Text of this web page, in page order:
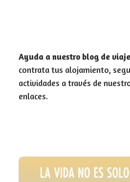
Ayuda a nuestro blog de
contrata tus alojamiento,
actividades a través de
enlaces.